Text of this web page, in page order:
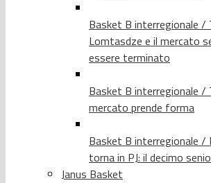
Basket B interregionale /
Lomtasdze e il mercato
essere terminato
Basket B interregionale /
mercato prende forma
Basket B interregionale /
torna in PJ: il decimo
Janus Basket